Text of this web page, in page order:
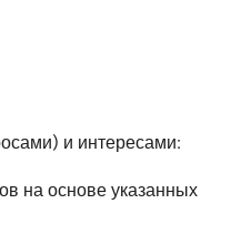
и интересами:
на основе указанных